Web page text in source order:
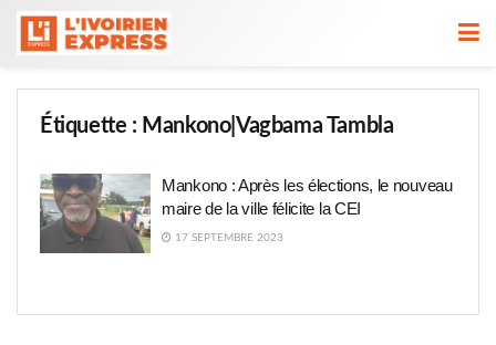
Étiquette : Mankono|Vagbama Tambla
Mankono : Après les élections, le nouveau
maire de la ville félicite la CEI
17 SEPTEMBRE 2023